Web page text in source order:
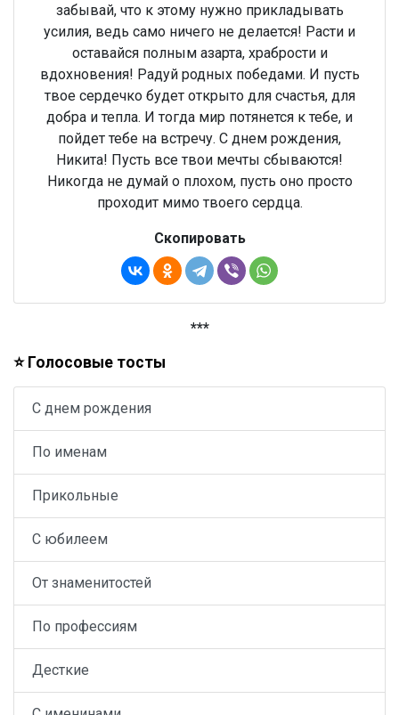
забывай, что к этому нужно прикладывать
усилия, ведь само ничего не делается! Расти и
оставайся полным азарта, храбрости и
вдохновения! Радуй родных победами. И пусть
твое сердечко будет открыто для счастья, для
добра и тепла. И тогда мир потянется к тебе, и
пойдет тебе на встречу. С днем рождения,
Никита! Пусть все твои мечты сбываются!
Никогда не думай о плохом, пусть оно просто
проходит мимо твоего сердца.
Скопировать
***
⭐ Голосовые тосты
С днем рождения
По именам
Прикольные
С юбилеем
От знаменитостей
По профессиям
Десткие